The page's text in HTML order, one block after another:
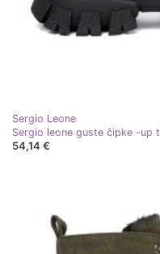
Sergio Leone
Sergio leone guste čipke -up
54,14 €